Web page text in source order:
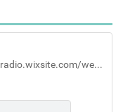
https://thefactorywebradio.wixsite.com/website